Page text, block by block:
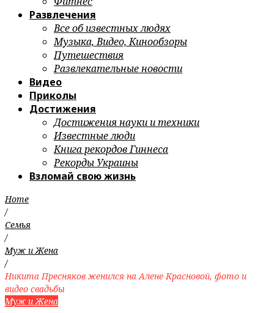
Развлечения
Все об известных людях
Музыка, Видео, Кинообзоры
Путешествия
Развлекательные новости
Видео
Приколы
Достижения
Достижения науки и техники
Известные люди
Книга рекордов Гиннеса
Рекорды Украины
Взломай свою жизнь
Home
/
Семья
/
Муж и Жена
/
Никита Пресняков женился на Алене Красновой, фото и
видео свадьбы
Муж и Жена